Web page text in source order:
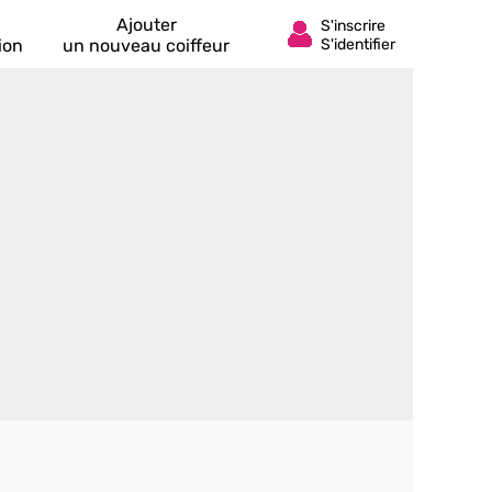
Ajouter
un nouveau coiffeur